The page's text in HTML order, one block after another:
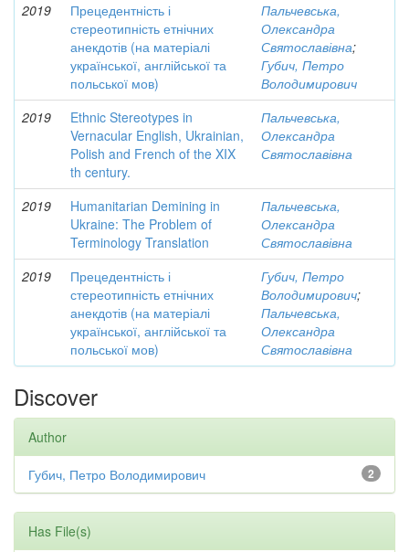
2019
Прецедентність і
стереотипність етнічних
анекдотів (на матеріалі
української, англійської та
польської мов)
Пальчевська,
Олександра
Святославівна;
Губич, Петро
Володимирович
2019
Ethnic Stereotypes in
Vernacular English, Ukrainian,
Polish and French of the XIX
th century.
Пальчевська,
Олександра
Святославівна
2019
Humanitarian Demining in
Ukraine: The Problem of
Terminology Translation
Пальчевська,
Олександра
Святославівна
2019
Прецедентність і
стереотипність етнічних
анекдотів (на матеріалі
української, англійської та
польської мов)
Губич, Петро
Володимирович;
Пальчевська,
Олександра
Святославівна
Discover
Author
2
Губич, Петро Володимирович
Has File(s)